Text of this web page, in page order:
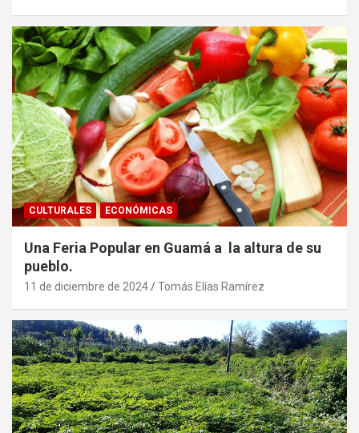
CULTURALES ECONÓMICAS
Una Feria Popular en Guamá a la altura de su
pueblo.
11 de diciembre de 2024 Tomás Elías Ramírez